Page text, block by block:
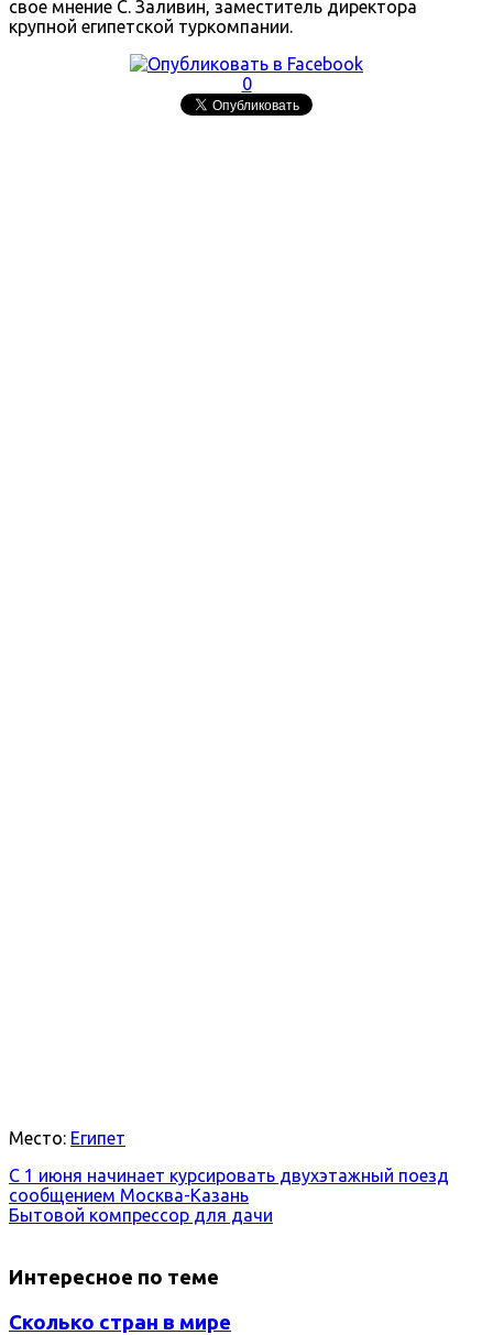
свое мнение С. Заливин, заместитель директора
крупной египетской туркомпании.
0
Место: Египет
С 1 июня начинает курсировать двухэтажный поезд
сообщением Москва-Казань
Бытовой компрессор для дачи
Интересное по теме
Сколько стран в мире